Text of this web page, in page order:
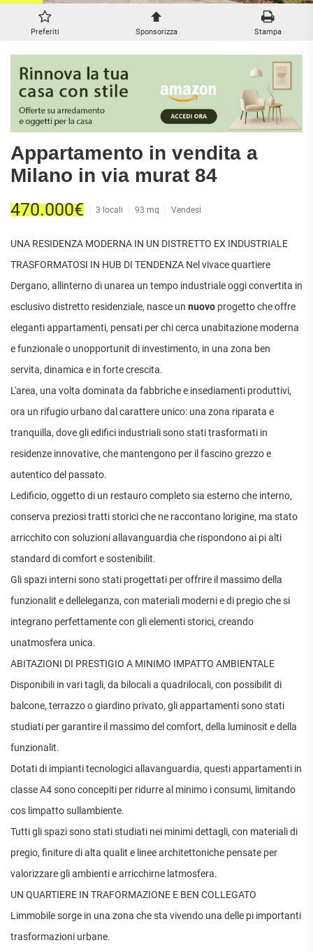
LOFT
MANSARDE
VILLE
RUSTICI E
CASALI
COMMERCIALI
COMMERCIALI
EDIFICABILI
INDUSTRIALI
VILLE DI LUSSO
VILLE CON GIARDINO
IMMOBILI IN AFFITTO
BILOCALI
TRILOCALI
ATTICI
CASE
INDIPENDENTI
VILLE
STANZE
RUSTICI E
CASALI
LABORATORI
LOCALI
NEGOZI
UFFICI
ATTIVITÀ
IN
GESTIONE
FREQUENTI
APPARTAMENTI
APPARTAMENTI
PIANO
PIANO
ALTO
GIARDINO
APPARTAMENTI
VICINO
VILLETTE
A
SCHIERA
Preferiti Sponsorizza Stampa
Appartamento in vendita a
Milano in via murat 84
470.000€ 3 locali 93 mq Vendesi
UNA RESIDENZA MODERNA IN UN DISTRETTO EX INDUSTRIALE
TRASFORMATOSI IN HUB DI TENDENZA Nel vivace quartiere
Dergano, allinterno di unarea un tempo industriale oggi convertita in
esclusivo distretto residenziale, nasce un nuovo progetto che offre
eleganti appartamenti, pensati per chi cerca unabitazione moderna
e funzionale o unopportunit di investimento, in una zona ben
servita, dinamica e in forte crescita.
L'area, una volta dominata da fabbriche e insediamenti produttivi,
ora un rifugio urbano dal carattere unico: una zona riparata e
tranquilla, dove gli edifici industriali sono stati trasformati in
residenze innovative, che mantengono per il fascino grezzo e
autentico del passato.
Ledificio, oggetto di un restauro completo sia esterno che interno,
conserva preziosi tratti storici che ne raccontano lorigine, ma stato
arricchito con soluzioni allavanguardia che rispondono ai pi alti
standard di comfort e sostenibilit.
Gli spazi interni sono stati progettati per offrire il massimo della
funzionalit e delleleganza, con materiali moderni e di pregio che si
integrano perfettamente con gli elementi storici, creando
unatmosfera unica.
ABITAZIONI DI PRESTIGIO A MINIMO IMPATTO AMBIENTALE
Disponibili in vari tagli, da bilocali a quadrilocali, con possibilit di
balcone, terrazzo o giardino privato, gli appartamenti sono stati
studiati per garantire il massimo del comfort, della luminosit e della
funzionalit.
Dotati di impianti tecnologici allavanguardia, questi appartamenti in
classe A4 sono concepiti per ridurre al minimo i consumi, limitando
cos limpatto sullambiente.
Tutti gli spazi sono stati studiati nei minimi dettagli, con materiali di
pregio, finiture di alta qualit e linee architettoniche pensate per
valorizzare gli ambienti e arricchirne latmosfera.
UN QUARTIERE IN TRAFORMAZIONE E BEN COLLEGATO
Limmobile sorge in una zona che sta vivendo una delle pi importanti
trasformazioni urbane.